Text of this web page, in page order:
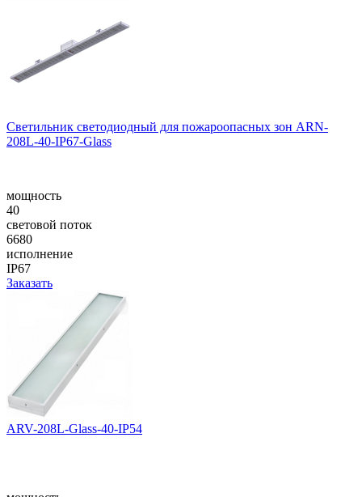
Светильник светодиодный для пожароопасных зон ARN-
208L-40-IP67-Glass
мощность
40
световой поток
6680
исполнение
IP67
Заказать
ARV-208L-Glass-40-IP54